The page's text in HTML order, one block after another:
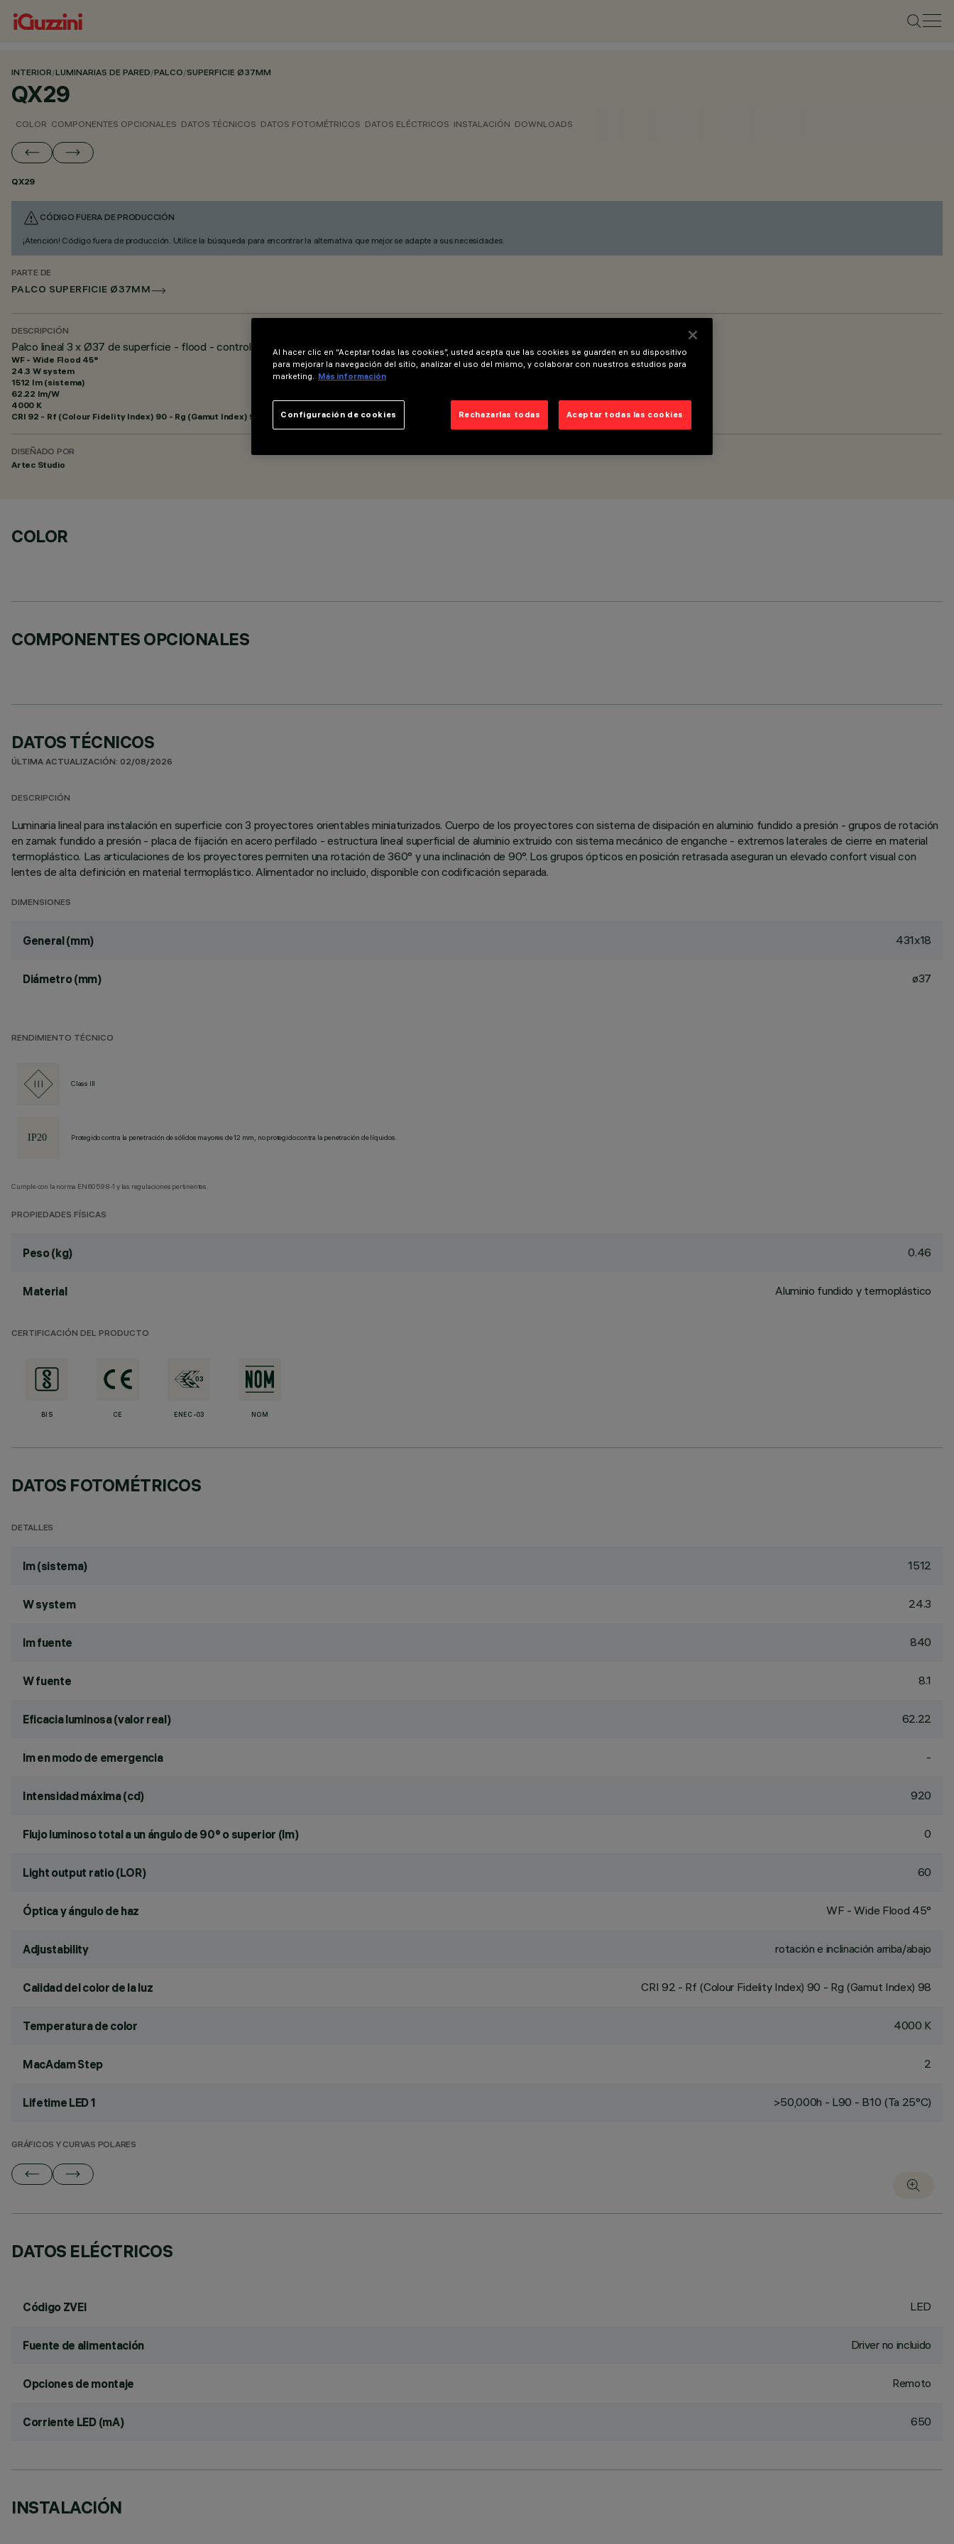
INTERIOR/LUMINARIAS DE PARED/PALCO/SUPERFICIE Ø37MM
QX29
COLOR COMPONENTES OPCIONALES DATOS TÉCNICOS DATOS FOTOMÉTRICOS DATOS ELÉCTRICOS INSTALACIÓN DOWNLOADS
QX29
CÓDIGO FUERA DE PRODUCCIÓN
¡Atención! Código fuera de producción. Utilice la búsqueda para encontrar la alternativa que mejor se adapte a sus necesidades.
PARTE DE
PALCO SUPERFICIE Ø37MM
DESCRIPCIÓN
Palco lineal 3 x Ø37 de superficie - flood - controlador remoto
WF - Wide Flood 45°
24.3 W system
1512 lm (sistema)
62.22 lm/W
4000 K
CRI 92 - Rf (Colour Fidelity Index) 90 - Rg (Gamut Index) 98
DISEÑADO POR
Artec Studio
COLOR
COMPONENTES OPCIONALES
DATOS TÉCNICOS
ÚLTIMA ACTUALIZACIÓN: 02/08/2026
DESCRIPCIÓN
Luminaria lineal para instalación en superficie con 3 proyectores orientables miniaturizados. Cuerpo de los proyectores con sistema de disipación en aluminio fundido a presión - grupos de rotación
en zamak fundido a presión - placa de fijación en acero perfilado - estructura lineal superficial de aluminio extruido con sistema mecánico de enganche - extremos laterales de cierre en material
termoplástico. Las articulaciones de los proyectores permiten una rotación de 360° y una inclinación de 90°. Los grupos ópticos en posición retrasada aseguran un elevado confort visual con
lentes de alta definición en material termoplástico. Alimentador no incluido, disponible con codificación separada.
DIMENSIONES
General (mm) 431x18
Diámetro (mm) ø37
RENDIMIENTO TÉCNICO
Class III
Protegido contra la penetración de sólidos mayores de 12 mm, no protegido contra la penetración de líquidos.
Cumple con la norma EN60598-1 y las regulaciones pertinentes.
PROPIEDADES FÍSICAS
Peso (kg) 0.46
Material Aluminio fundido y termoplástico
CERTIFICACIÓN DEL PRODUCTO
BIS CE ENEC-03 NOM
DATOS FOTOMÉTRICOS
DETALLES
lm (sistema) 1512
W system 24.3
lm fuente 840
W fuente 8.1
Eficacia luminosa (valor real) 62.22
lm en modo de emergencia -
Intensidad máxima (cd) 920
Flujo luminoso total a un ángulo de 90° o superior (lm) 0
Light output ratio (LOR) 60
Óptica y ángulo de haz WF - Wide Flood 45°
Adjustability rotación e inclinación arriba/abajo
Calidad del color de la luz CRI 92 - Rf (Colour Fidelity Index) 90 - Rg (Gamut Index) 98
Temperatura de color 4000 K
MacAdam Step 2
Lifetime LED 1 >50,000h - L90 - B10 (Ta 25°C)
GRÁFICOS Y CURVAS POLARES
DATOS ELÉCTRICOS
Código ZVEI LED
Fuente de alimentación Driver no incluido
Opciones de montaje Remoto
Corriente LED (mA) 650
INSTALACIÓN
Al hacer clic en “Aceptar todas las cookies”, usted acepta que las cookies se guarden en su dispositivo
para mejorar la navegación del sitio, analizar el uso del mismo, y colaborar con nuestros estudios para
marketing. Más información
Rechazarlas todas Aceptar todas las cookies
Configuración de cookies